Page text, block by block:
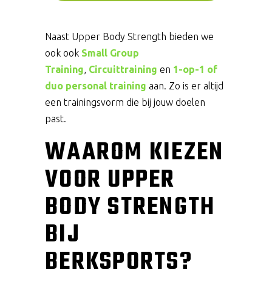
Naast Upper Body Strength bieden we
ook ook Small Group
Training, Circuittraining en 1-op-1 of
duo personal training aan. Zo is er altijd
een trainingsvorm die bij jouw doelen
past.
WAAROM KIEZEN
VOOR UPPER
BODY STRENGTH
BIJ
BERKSPORTS?